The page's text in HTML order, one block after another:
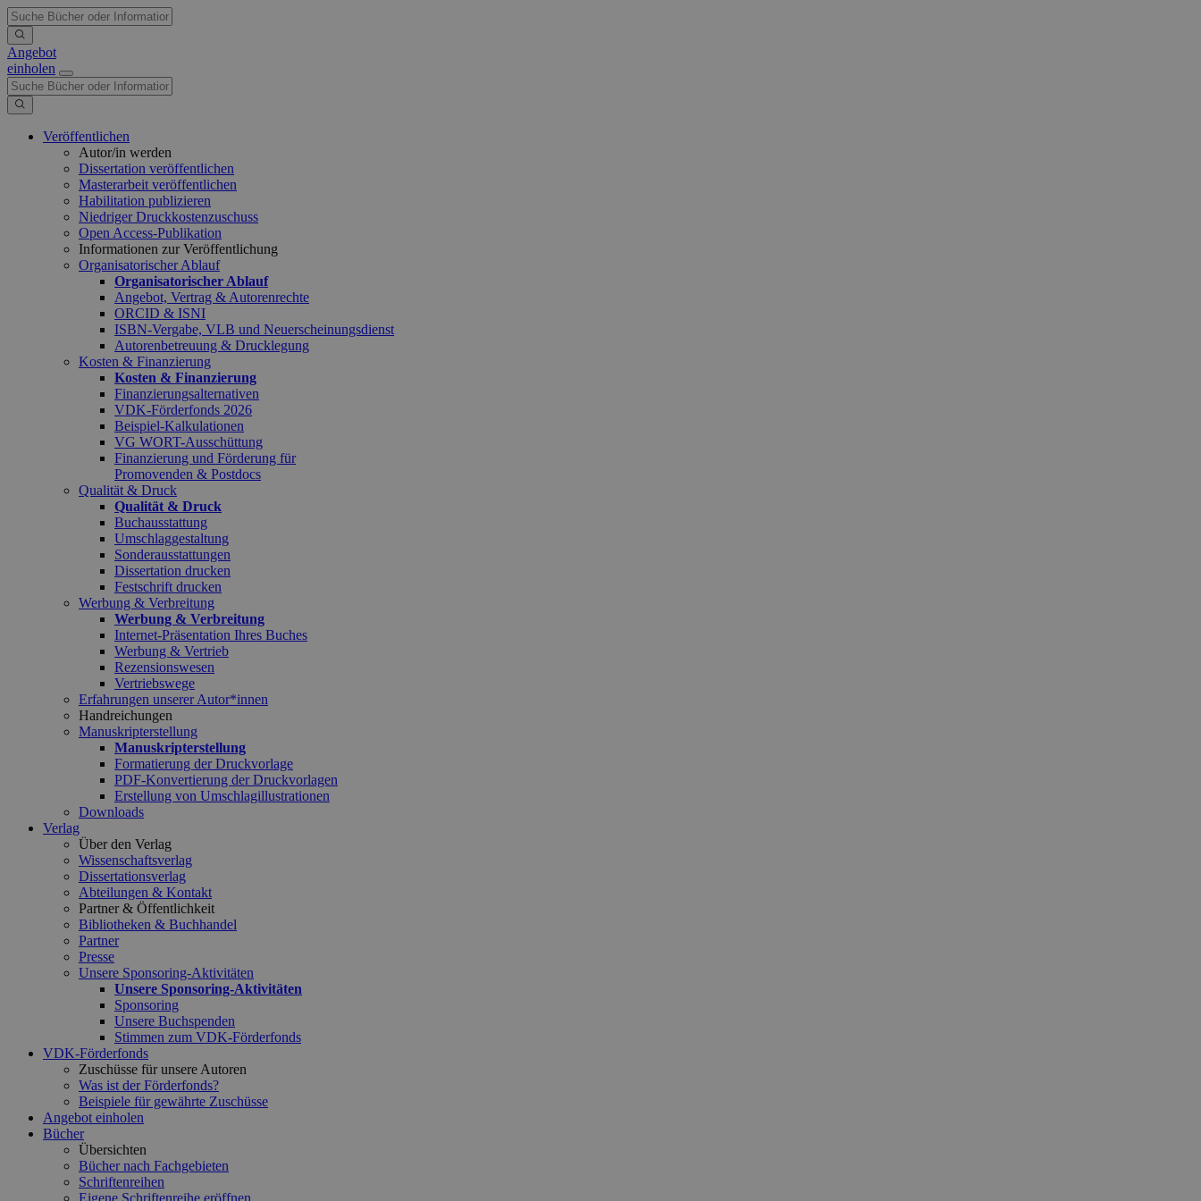
Angebot
einholen
Veröffentlichen
Autor/in werden
Dissertation veröffentlichen
Masterarbeit veröffentlichen
Habilitation publizieren
Niedriger Druckkostenzuschuss
Open Access-Publikation
Informationen zur Veröffentlichung
Organisatorischer Ablauf
Organisatorischer Ablauf
Angebot, Vertrag & Autorenrechte
ORCID & ISNI
ISBN-Vergabe, VLB und Neuerscheinungsdienst
Autorenbetreuung & Drucklegung
Kosten & Finanzierung
Kosten & Finanzierung
Finanzierungsalternativen
VDK-Förderfonds 2026
Beispiel-Kalkulationen
VG WORT-Ausschüttung
Finanzierung und Förderung für
Promovenden & Postdocs
Qualität & Druck
Qualität & Druck
Buchausstattung
Umschlaggestaltung
Sonderausstattungen
Dissertation drucken
Festschrift drucken
Werbung & Verbreitung
Werbung & Verbreitung
Internet-Präsentation Ihres Buches
Werbung & Vertrieb
Rezensionswesen
Vertriebswege
Erfahrungen unserer Autor*innen
Handreichungen
Manuskripterstellung
Manuskripterstellung
Formatierung der Druckvorlage
PDF-Konvertierung der Druckvorlagen
Erstellung von Umschlagillustrationen
Downloads
Verlag
Über den Verlag
Wissenschaftsverlag
Dissertationsverlag
Abteilungen & Kontakt
Partner & Öffentlichkeit
Bibliotheken & Buchhandel
Partner
Presse
Unsere Sponsoring-Aktivitäten
Unsere Sponsoring-Aktivitäten
Sponsoring
Unsere Buchspenden
Stimmen zum VDK-Förderfonds
VDK-Förderfonds
Zuschüsse für unsere Autoren
Was ist der Förderfonds?
Beispiele für gewährte Zuschüsse
Angebot einholen
Bücher
Übersichten
Bücher nach Fachgebieten
Schriftenreihen
Eigene Schriftenreihe eröffnen